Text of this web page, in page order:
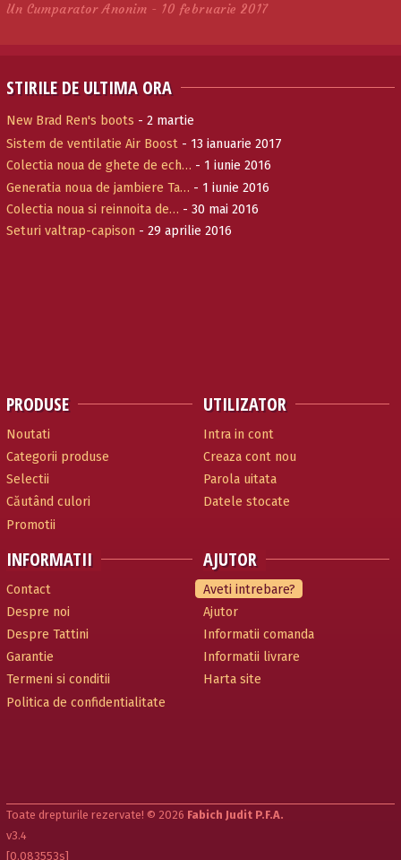
Un Cumparator Anonim - 10 februarie 2017
STIRILE DE ULTIMA ORA
New Brad Ren's boots - 2 martie
Sistem de ventilatie Air Boost - 13 ianuarie 2017
Colectia noua de ghete de ech… - 1 iunie 2016
Generatia noua de jambiere Ta… - 1 iunie 2016
Colectia noua si reinnoita de… - 30 mai 2016
Seturi valtrap-capison - 29 aprilie 2016
PRODUSE
Noutati
Categorii produse
Selectii
Căutând culori
Promotii
INFORMATII
Contact
Despre noi
Despre Tattini
Garantie
Termeni si conditii
Politica de confidentialitate
UTILIZATOR
Intra in cont
Creaza cont nou
Parola uitata
Datele stocate
AJUTOR
Aveti intrebare?
Ajutor
Informatii comanda
Informatii livrare
Harta site
Toate drepturile rezervate! © 2026 Fabich Judit P.F.A.
v3.4
[0.083553s]